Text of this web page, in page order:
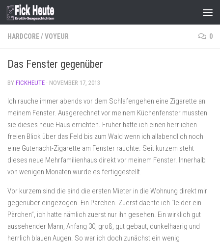
Skip to content
HARDCORE/ VOYEUR 0
Das Fenster gegenüber
BY FICKHEUTE · NOVEMBER 17, 2013
Ich rauche immer abends vor dem Schlafengehen eine Zigarette an
meinem Fenster. Ausgerechnet vor meinem Küchenfenster mussten
sie dieses neue Haus errichten. Früher hatte ich einen herrlichen
freien Blick über das Feld bis zum Wald wenn ich allabendlich noch
eine Gutenacht-Zigarette am Fenster rauchte. Seit kurzem steht
dieses neue Mehrfamilienhaus direkt vor meinem Fenster. Innerhalb
von wenigen Monaten wurde es fertiggestellt.
Vor kurzem sind die sind die ersten Mieter in die Wohnung direkt mir
gegenüber eingezogen. Ein Pärchen. Zuerst dachte ich “leider ein
Pärchen”, ich hatte nämlich zuerst nur ihn gesehen. Ein wirklich gut
aussehender Mann, Anfang 30, groß, gut gebaut, dunkelhaarig und
herrlich blauen Augen. So war ich doch zunächst ein wenig